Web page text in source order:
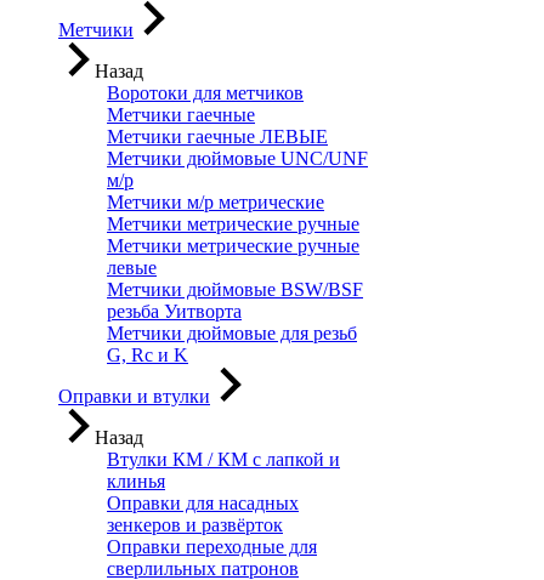
Метчики
Назад
Воротоки для метчиков
Метчики гаечные
Метчики гаечные ЛЕВЫЕ
Метчики дюймовые UNC/UNF
м/р
Метчики м/р метрические
Метчики метрические ручные
Метчики метрические ручные
левые
Метчики дюймовые BSW/BSF
резьба Уитворта
Метчики дюймовые для резьб
G, Rc и K
Оправки и втулки
Назад
Втулки КМ / КМ с лапкой и
клинья
Оправки для насадных
зенкеров и развёрток
Оправки переходные для
сверлильных патронов